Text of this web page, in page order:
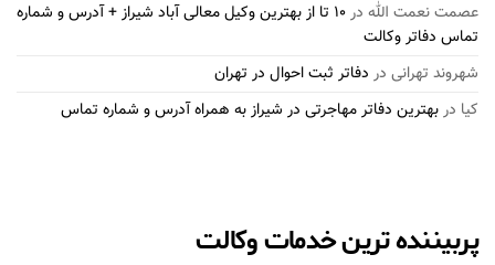
عصمت نعمت الله در
10 تا از بهترین وکیل معالی آباد شیراز + آدرس و شماره
تماس دفاتر وکالت
شهروند تهرانی در دفاتر ثبت احوال در تهران
کیا دربهترین دفاتر مهاجرتی در شیراز به همراه آدرس و شماره تماس
پربیننده ترین خدمات وکالت